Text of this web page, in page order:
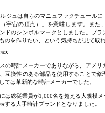
ジュは自らのマニュファクチュールに
宇宙の頂点）」を意味します。また
ンドのシンボルマークとしました。ブ
のを作りたい、という気持ちが見て取れ
拡大
の時計メーカーでありながら、アメリ
互換性のある部品を使用することで修
ては革新的な時計メーカーでした。
は総従業員が1,000名を超える大規模
する大手時計ブランドとなりました。